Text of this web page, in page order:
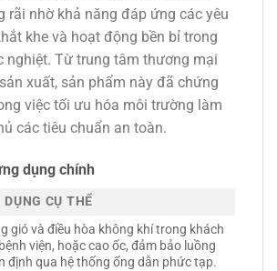
rãi nhờ khả năng đáp ứng các yêu
khe và hoạt động bền bỉ trong
nghiệt. Từ trung tâm thương mại
xuất, sản phẩm này đã chứng
việc tối ưu hóa môi trường làm
các tiêu chuẩn an toàn.
dụng chính
DỤNG CỤ THỂ
gió và điều hòa không khí trong khách
viện, hoặc cao ốc, đảm bảo luồng
định qua hệ thống ống dẫn phức tạp.